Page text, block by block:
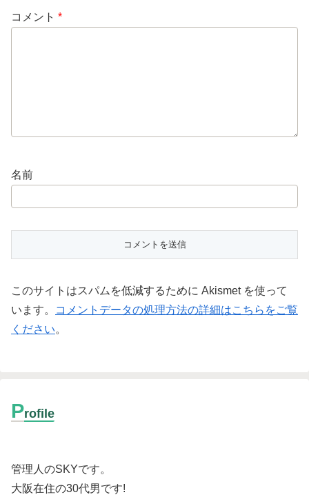
コメント *
名前
このサイトはスパムを低減するために Akismet を使って
います。
コメントデータの処理方法の詳細はこちらをご覧
ください。
Profile
管理人のSKYです。
大阪在住の30代男です!